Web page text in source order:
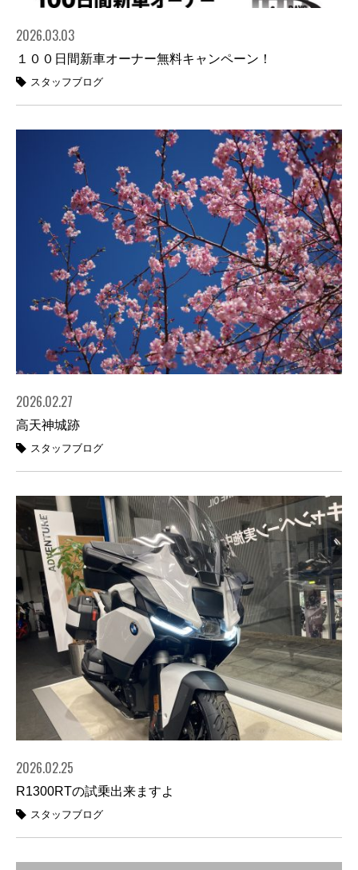
2026.03.03
１００日間新車オーナー無料キャンペーン！
スタッフブログ
2026.02.27
高天神城跡
スタッフブログ
2026.02.25
R1300RTの試乗出来ますよ
スタッフブログ